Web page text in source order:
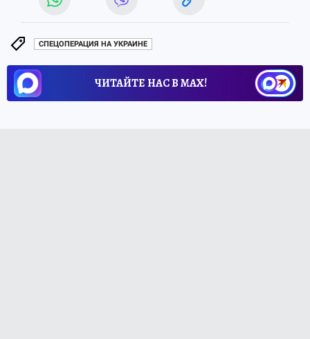
СПЕЦОПЕРАЦИЯ НА УКРАИНЕ
ЧИТАЙТЕ НАС В МАХ!